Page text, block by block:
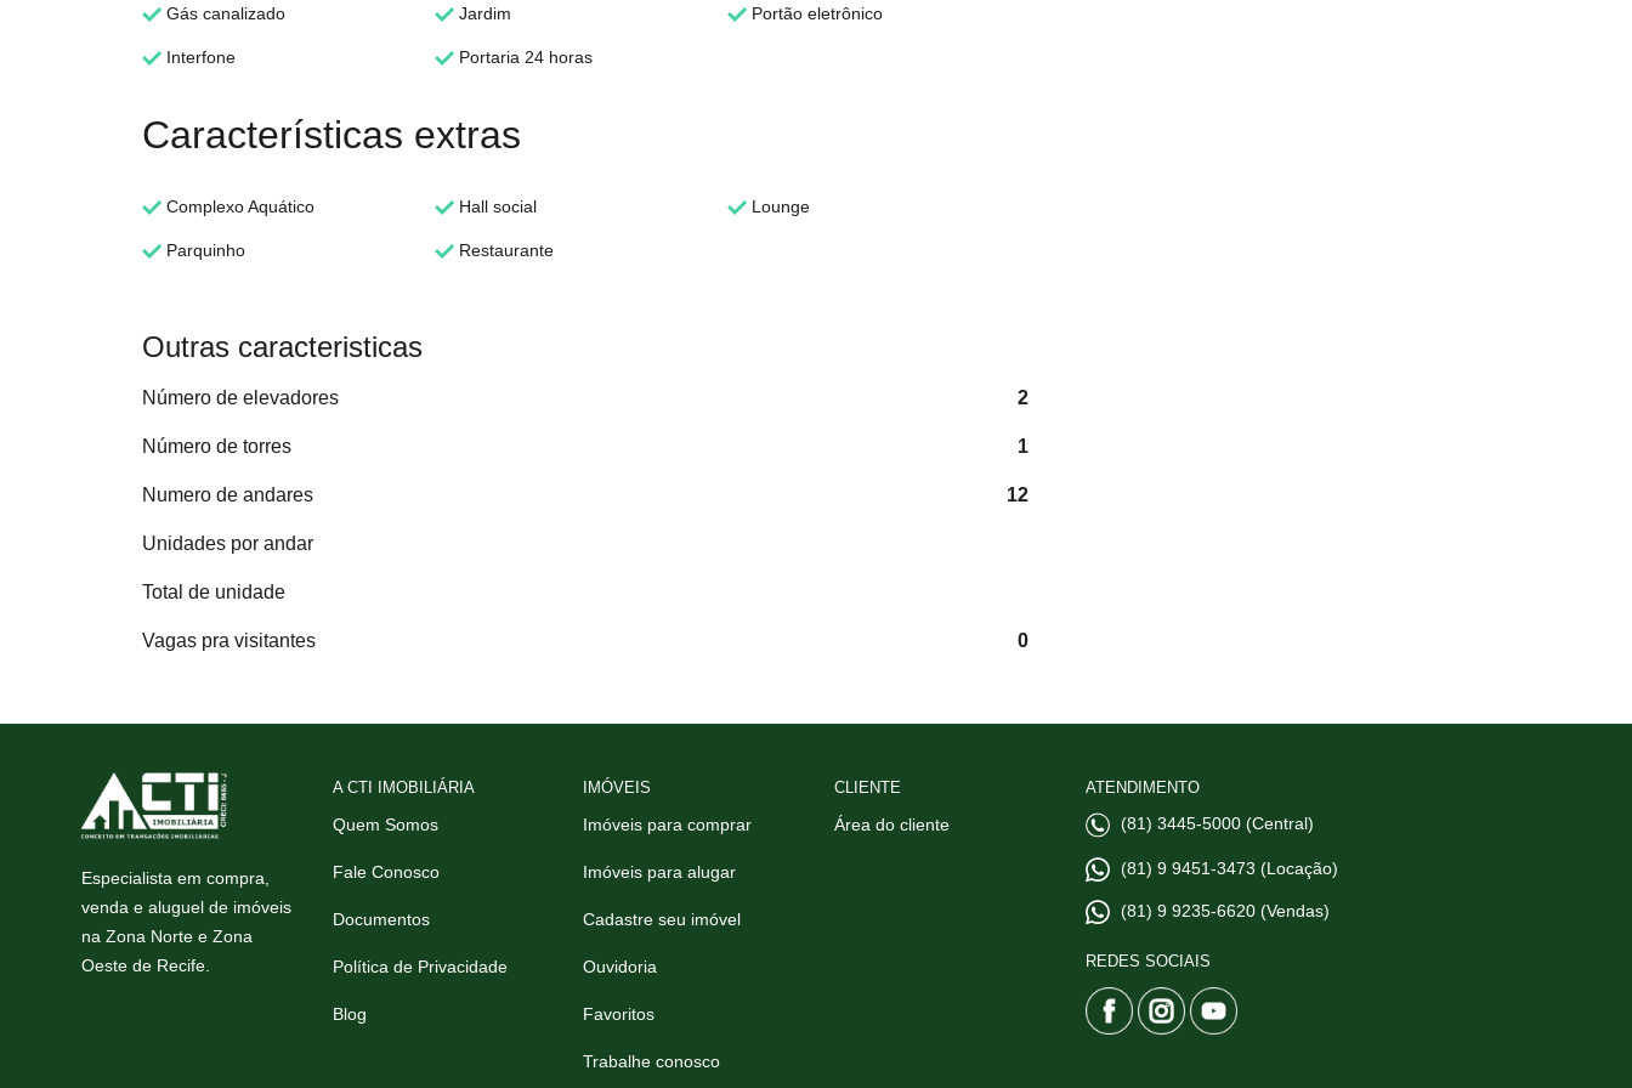
Gás canalizado Jardim Portão eletrônico
Interfone Portaria 24 horas
Características extras
Complexo Aquático Hall social Lounge
Parquinho Restaurante
Outras caracteristicas
Número de elevadores 2
Número de torres 1
Numero de andares 12
Unidades por andar
Total de unidade
Vagas pra visitantes 0
Especialista em compra,
venda e aluguel de imóveis
na Zona Norte e Zona
Oeste de Recife.
A CTI IMOBILIÁRIA
Quem Somos
Fale Conosco
Documentos
Política de Privacidade
Blog
IMÓVEIS
Imóveis para comprar
Imóveis para alugar
Cadastre seu imóvel
Ouvidoria
Favoritos
Trabalhe conosco
CLIENTE
Área do cliente
ATENDIMENTO
(81) 3445-5000 (Central)
(81) 9 9451-3473 (Locação)
(81) 9 9235-6620 (Vendas)
REDES SOCIAIS